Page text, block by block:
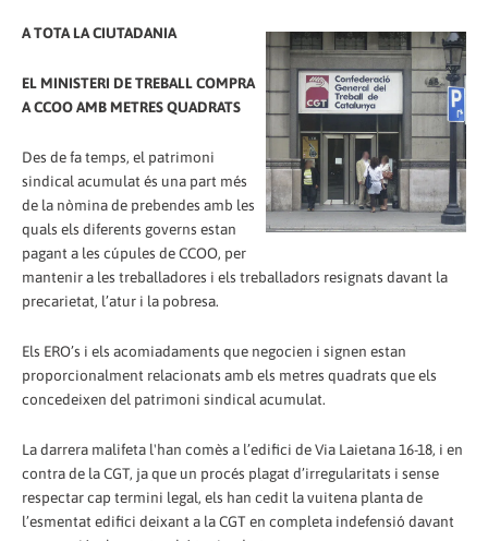
A TOTA LA CIUTADANIA
EL MINISTERI DE TREBALL COMPRA
A CCOO AMB METRES QUADRATS
Des de fa temps, el patrimoni
sindical acumulat és una part més
de la nòmina de prebendes amb les
quals els diferents governs estan
pagant a les cúpules de CCOO, per
mantenir a les treballadores i els treballadors resignats davant la
precarietat, l’atur i la pobresa.
Els ERO’s i els acomiadaments que negocien i signen estan
proporcionalment relacionats amb els metres quadrats que els
concedeixen del patrimoni sindical acumulat.
La darrera malifeta l'han comès a l’edifici de Via Laietana 16-18, i en
contra de la CGT, ja que un procés plagat d’irregularitats i sense
respectar cap termini legal, els han cedit la vuitena planta de
l’esmentat edifici deixant a la CGT en completa indefensió davant